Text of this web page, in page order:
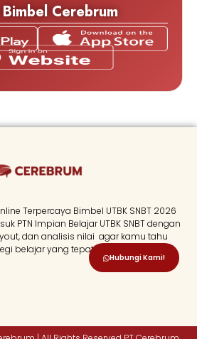
Cerebrum
Terpercaya Bimbel UTBK SNBT 2026
PTN Impian Belajar UTBK SNBT dengan
dan analisis nilai agar kamu tahu
belajar yang tepat.
Hubungi Kami!